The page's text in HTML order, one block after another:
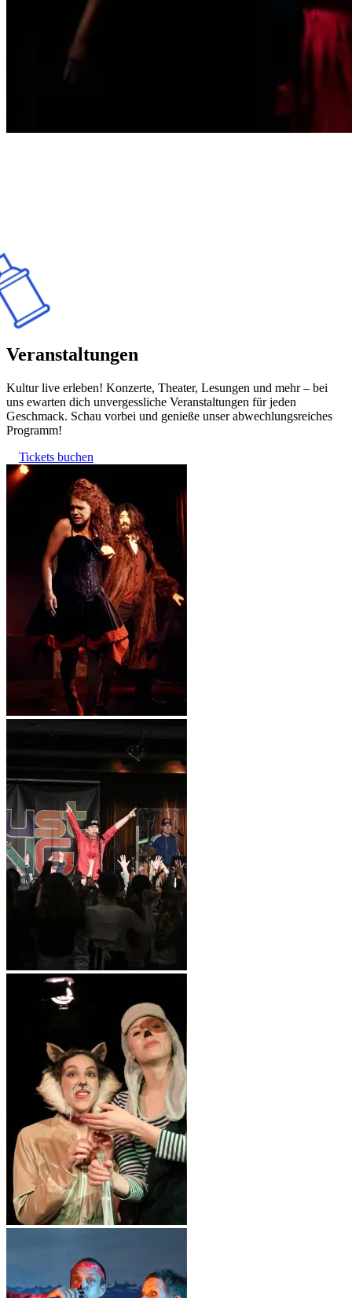
Veranstaltungen
Kultur live erleben! Konzerte, Theater, Lesungen und mehr – bei
uns ewarten dich unvergessliche Veranstaltungen für jeden
Geschmack. Schau vorbei und genieße unser abwechlungsreiches
Programm!
Tickets buchen